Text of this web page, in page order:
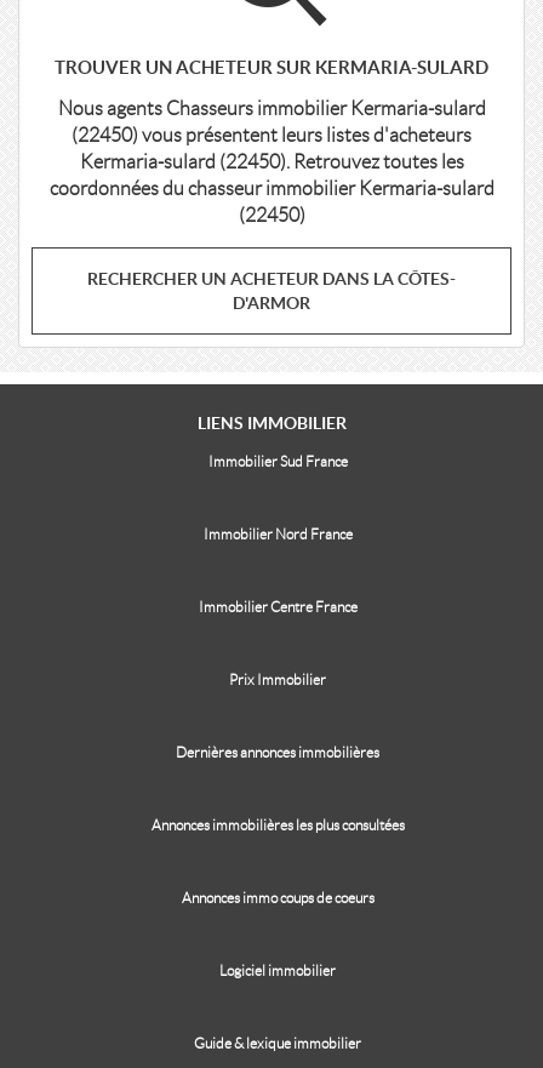
TROUVER UN ACHETEUR SUR KERMARIA-SULARD
Nous agents Chasseurs immobilier Kermaria-sulard
(22450) vous présentent leurs listes d'acheteurs
Kermaria-sulard (22450). Retrouvez toutes les
coordonnées du chasseur immobilier Kermaria-sulard
(22450)
RECHERCHER UN ACHETEUR DANS LA CÔTES-
D'ARMOR
LIENS IMMOBILIER
Immobilier Sud France
Immobilier Nord France
Immobilier Centre France
Prix Immobilier
Dernières annonces immobilières
Annonces immobilières les plus consultées
Annonces immo coups de coeurs
Logiciel immobilier
Guide & lexique immobilier